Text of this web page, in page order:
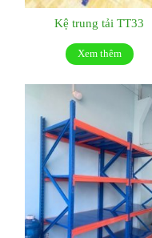
Kệ trung tải TT33
Xem thêm